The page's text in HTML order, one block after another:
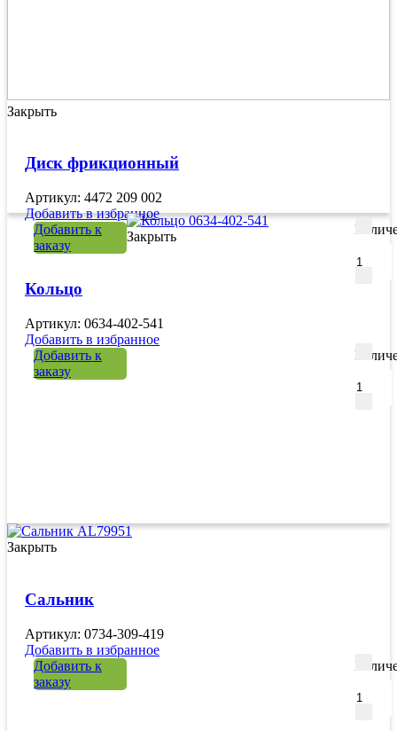
Закрыть
Диск фрикционный
Артикул: 4472 209 002
Добавить в избранное
Добавить к
заказу
Закрыть
Кольцо
Артикул: 0634-402-541
Добавить в избранное
Добавить к
заказу
Закрыть
Сальник
Артикул: 0734-309-419
Добавить в избранное
Добавить к
заказу